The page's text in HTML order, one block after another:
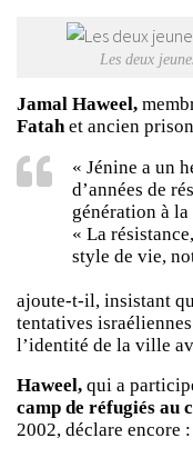
Les deux
Jamal Haweel,
Fatah et ancien
« Jénine a un
d’années de
génération à
« La
style de vie,
ajoute-t-il, insistant
tentatives
l’identité de la ville
Haweel, qui a
camp de réfugiés au
2002, déclare encore :